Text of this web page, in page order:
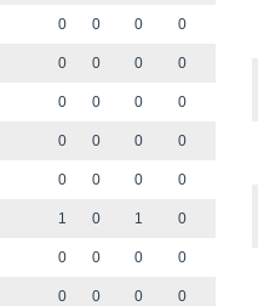
0 0 0 0
0 0 0 0
0 0 0 0
0 0 0 0
0 0 0 0
1 0 1 0
0 0 0 0
0 0 0 0